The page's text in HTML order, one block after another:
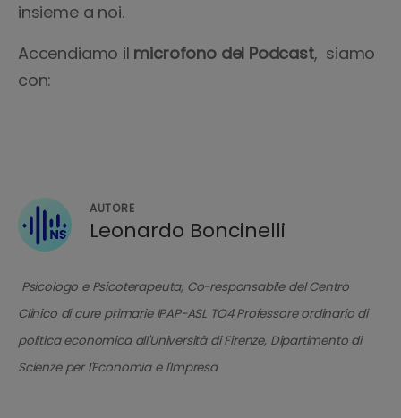
insieme a noi.
Accendiamo il microfono del Podcast, siamo
con:
AUTORE
Leonardo Boncinelli
Psicologo e Psicoterapeuta, Co-responsabile del Centro
Clinico di cure primarie IPAP-ASL TO4 Professore ordinario di
politica economica all'Università di Firenze, Dipartimento di
Scienze per l'Economia e l'Impresa